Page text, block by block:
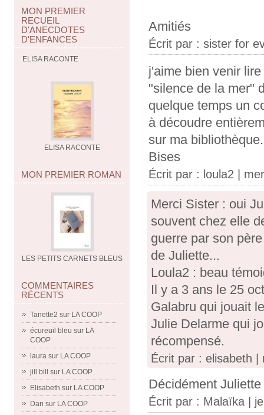
MON PREMIER
RECUEIL
D'ANECDOTES
D'ENFANCES
ELISA RACONTE
ELISA RACONTE
MON PREMIER ROMAN
LES PETITS CARNETS BLEUS
COMMENTAIRES
RÉCENTS
Tanette2 sur LA COOP
écureuil bleu sur LA
COOP
laura sur LA COOP
jill bill
sur LA COOP
Elisabeth sur LA COOP
Dan sur LA COOP
Amitiés
Écrit par : sister for
j'aime bien venir
"silence de la mer"
quelque temps un
à découdre
sur ma
Bises
Écrit par : loula2 |
Merci Sister : oui
souvent chez elle
guerre par son
de Juliette...
Loula2 : beau
Il y a 3 ans le 25
Galabru qui jouait
Julie Delarme qui
récompensé.
Écrit par : elisabeth |
Décidément
Écrit par : Malaïka |